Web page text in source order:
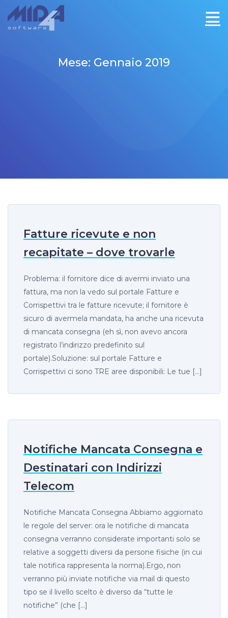
Mese: Gennaio 2019
Fatture ricevute e non
recapitate – dove trovarle
Problema: il fornitore dice di avermi inviato una
fattura, ma non la vedo sul portale Fatture e
Corrispettivi tra le fatture ricevute; il fornitore è
sicuro di avermela mandata, ha anche una ricevuta
di mancata consegna (eh sì, non avevo ancora
registrato l’indirizzo predefinito sul
portale).Soluzione: sul portale Fatture e
Corrispettivi ci sono TRE aree disponibili: Le tue […]
Notifiche Mancata Consegna e
Destinatari con Indirizzi
Telecom
Notifiche Mancata Consegna Abbiamo aggiornato
le regole del server: ora le notifiche di mancata
consegna verranno considerate importanti solo se
relative a soggetti diversi da persone fisiche (in cui
tale notifica rappresenta la norma).Ergo, non
verranno più inviate notifiche via mail di questo
tipo se il livello scelto è diverso da “tutte le
notifiche” (che […]